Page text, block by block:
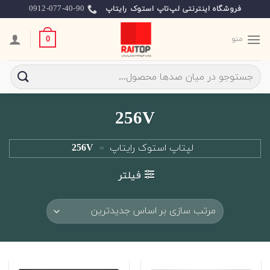
to
content
فروشگاه اینترنتی لپ‌تاپ استوک رایتاپ 0912-077-40-90
منو 0
جستجو
برای:
256V
لپتاپ استوک رایتاپ »
256V
فیلتر